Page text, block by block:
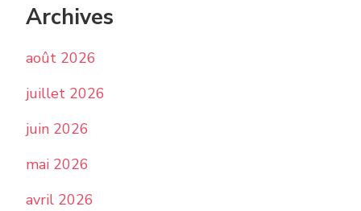
Archives
août 2026
juillet 2026
juin 2026
mai 2026
avril 2026